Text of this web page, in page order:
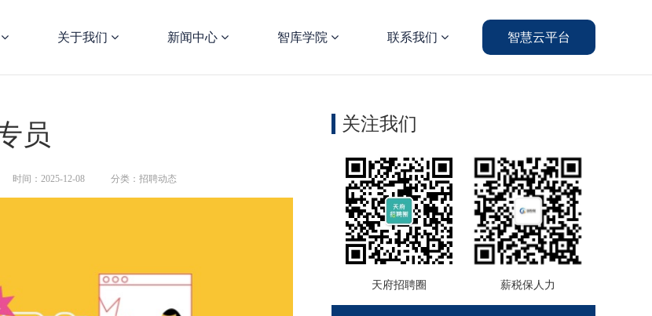
关于我们 新闻中心 智库学院 联系我们 智慧云平台
员
时间：2025-12-08 分类：招聘动态
关注我们
天府招聘圈 薪税保人力